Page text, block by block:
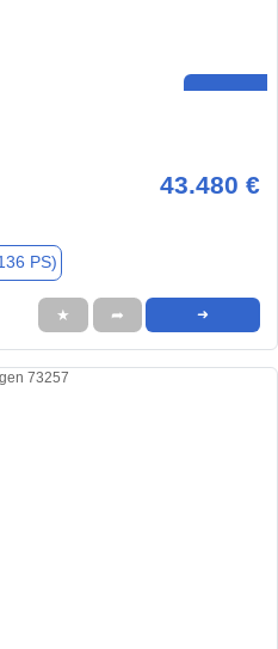
43.480 €
PS)
★ ➦ ➜